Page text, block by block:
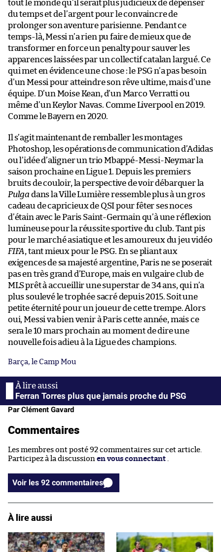
tout le monde qu’il serait plus judicieux de dépenser
du temps et de l’argent pour le convaincre de
prolonger son aventure parisienne. Pendant ce
temps-là, Messi n’a rien pu faire de mieux que de
transformer en force un penalty pour sauver les
apparences laissées par un collectif catalan largué. Ce
qui met en évidence une chose : le PSG n’a pas besoin
d’un Messi pour atteindre son rêve ultime, mais d’une
équipe. D’un Moise Kean, d’un Marco Verratti ou
même d’un Keylor Navas. Comme Liverpool en 2019.
Comme le Bayern en 2020.
Il s’agit maintenant de remballer les montages
Photoshop, les opérations de communication d’Adidas
ou l’idée d’aligner un trio Mbappé-Messi-Neymar la
saison prochaine en Ligue 1. Depuis les premiers
bruits de couloir, la perspective de voir débarquer la
Pulga dans la Ville Lumière ressemble plus à un gros
cadeau de capricieux de QSI pour fêter ses noces
d’étain avec le Paris Saint-Germain qu’à une réflexion
lumineuse pour la réussite sportive du club. Tant pis
pour le marché asiatique et les amoureux du jeu vidéo
FIFA, tant mieux pour le PSG. En se pliant aux
exigences de sa majesté argentine, Paris ne se poserait
pas en très grand d’Europe, mais en vulgaire club de
MLS prêt à accueillir une superstar de 34 ans, qui n’a
plus soulevé le trophée sacré depuis 2015. Soit une
petite éternité pour un joueur de cette trempe. Alors
oui, Messi va bien venir à Paris cette année, mais ce
sera le 10 mars prochain au moment de dire une
nouvelle fois adieu à la Ligue des champions.
Barça, le Camp Mou
Ferran Torres plus que jamais proche du PSG
Par Clément Gavard
Commentaires
Les membres ont posté 92 commentaires sur cet article.
Participez à la discussion en vous connectant
Voir les 92 commentaires
À lire aussi